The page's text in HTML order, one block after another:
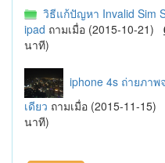
วิธีแก้ปัญหา Invalid Sim
ipad ถามเมื่อ (2015-10-21)
นาที)
iphone 4s ถ่ายภา
เดียว ถามเมื่อ (2015-11-15)
นาที)